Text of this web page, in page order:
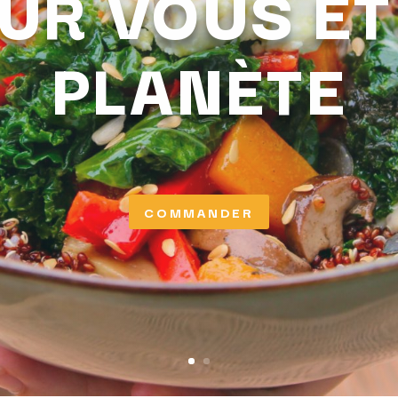
PLANÈTE
COMMANDER